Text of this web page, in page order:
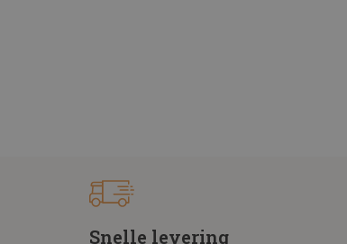
Snelle levering